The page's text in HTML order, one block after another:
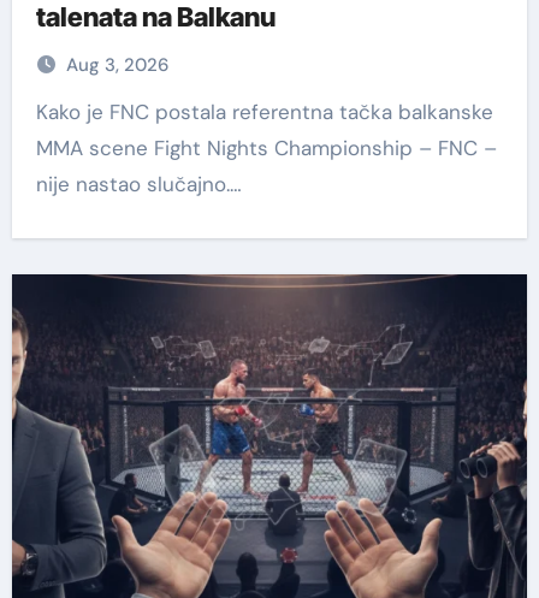
talenata na Balkanu
Aug 3, 2026
Kako je FNC postala referentna tačka balkanske
MMA scene Fight Nights Championship – FNC –
nije nastao slučajno.…